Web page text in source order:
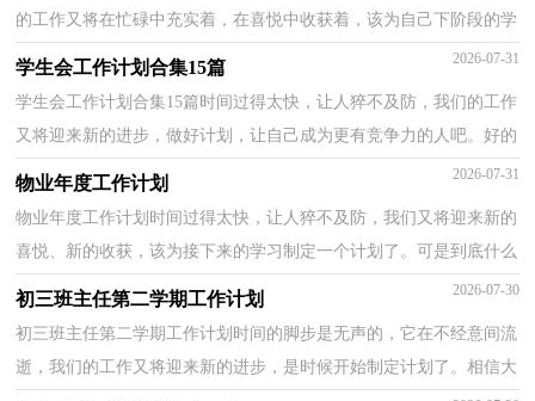
的工作又将在忙碌中充实着，在喜悦中收获着，该为自己下阶段的学
习制定一个计划了。计划怎么写才不会流于形式呢？以下...
学生会工作计划合集15篇 2026-07-31
学生会工作计划合集15篇时间过得太快，让人猝不及防，我们的工作
又将迎来新的进步，做好计划，让自己成为更有竞争力的人吧。好的
计划是什么样的呢？下面是小编精心整理的学生会工作计...
物业年度工作计划 2026-07-31
物业年度工作计划时间过得太快，让人猝不及防，我们又将迎来新的
喜悦、新的收获，该为接下来的学习制定一个计划了。可是到底什么
样的计划才是适合自己的呢？以下是小编为大家整理的...
初三班主任第二学期工作计划 2026-07-30
初三班主任第二学期工作计划时间的脚步是无声的，它在不经意间流
逝，我们的工作又将迎来新的进步，是时候开始制定计划了。相信大